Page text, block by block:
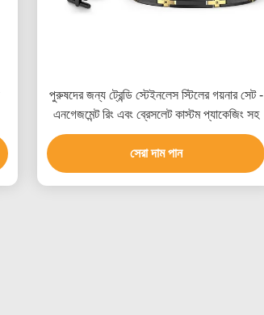
পুরুষদের জন্য ট্রেন্ডি স্টেইনলেস স্টিলের গয়নার সেট -
এনগেজমেন্ট রিং এবং ব্রেসলেট কাস্টম প্যাকেজিং সহ
সেরা দাম পান